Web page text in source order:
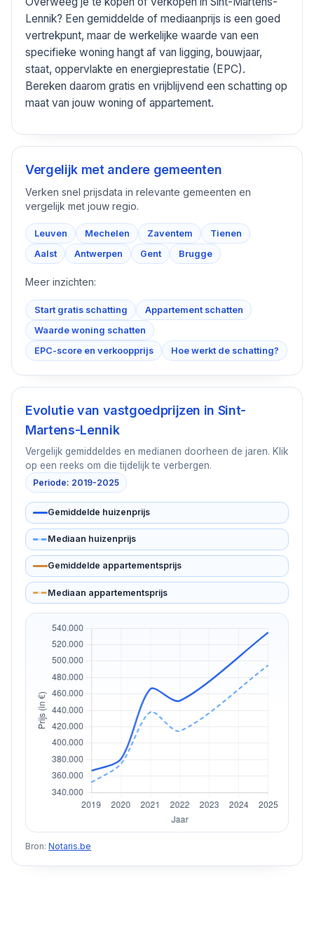
Lennik? Een gemiddelde of mediaanprijs is een goed
vertrekpunt, maar de werkelijke waarde van een
specifieke woning hangt af van ligging, bouwjaar,
staat, oppervlakte en energieprestatie (EPC).
Bereken daarom gratis en vrijblijvend een schatting op
maat van jouw woning of appartement.
Vergelijk met andere gemeenten
Verken snel prijsdata in relevante gemeenten en
vergelijk met jouw regio.
Leuven Mechelen Zaventem
Tienen
Aalst
Antwerpen Gent Brugge
Meer inzichten:
Start gratis schatting
Appartement schatten
Waarde woning schatten
EPC-score en verkoopprijs
Hoe werkt de schatting?
Evolutie van vastgoedprijzen in Sint-
Martens-Lennik
Vergelijk gemiddeldes en medianen doorheen de jaren. Klik
op een reeks om die tijdelijk te verbergen.
Periode: 2019-2025
Gemiddelde huizenprijs
Mediaan huizenprijs
Gemiddelde appartementsprijs
Mediaan appartementsprijs
Bron:Notaris.be